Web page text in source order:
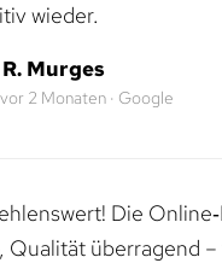
wieder.
Murges
vor 2 Monaten · Google
Die
Qualität überragend